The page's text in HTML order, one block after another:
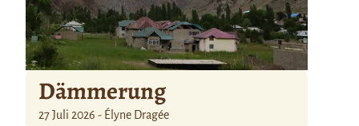
Dämmerung
27 Juli 2026 - Élyne Dragée